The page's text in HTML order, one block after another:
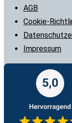
AGB
Cookie-
Impressum